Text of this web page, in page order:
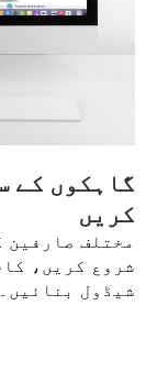
گاہکوں کے
کریں
مختلف صارفین
شروع کریں،
شیڈول بنائیں۔